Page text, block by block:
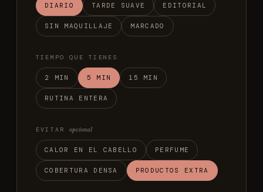
DIARIO TARDE SUAVE EDITORIAL
SIN MAQUILLAJE MARCADO
TIEMPO QUE TIENES
2 MIN 5 MIN 15 MIN
RUTINA ENTERA
EVITARopcional
CALOR EN EL CABELLO PERFUME
COBERTURA DENSA PRODUCTOS EXTRA